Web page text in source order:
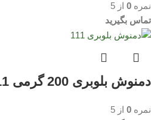
نمره 0 از 5
تماس بگیرید
دمنوش بلوبری 200 گرمی 111
نمره 0 از 5